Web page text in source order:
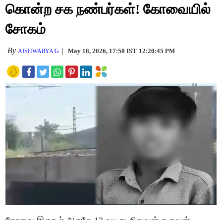
கொன்ற சக நண்பர்கள்! கோவையில்
சோகம்
By AISHWARYA G May 18, 2026, 17:50 IST 12:20:45 PM